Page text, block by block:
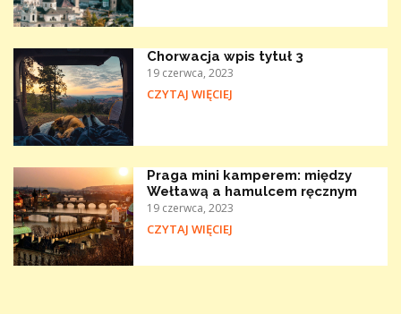
Chorwacja wpis tytuł 3
19 czerwca, 2023
CZYTAJ WIĘCIEJ
Praga mini kamperem: między
Wełtawą a hamulcem ręcznym
19 czerwca, 2023
CZYTAJ WIĘCIEJ